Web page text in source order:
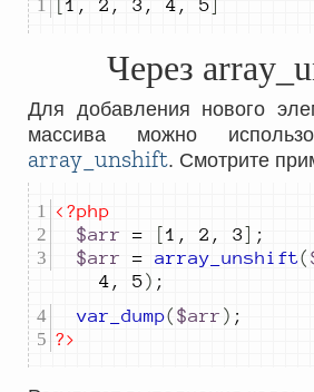
[1 , 2 , 3 , 4 , 5]
Через
Для добавления нового
массива можно
array_unshift. Смотрите
<?php
$arr
= [1 , 2 , 3] ;
$arr
= array_unshift(
4 , 5) ;
var_dump( $arr ) ;
?>